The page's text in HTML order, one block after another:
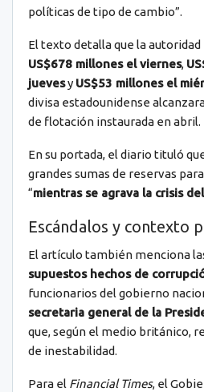
políticas de tipo de cambio”.
El texto detalla que la
US$678 millones el viernes,
juevesy US$53 millones el
divisa estadounidense
de flotación instaurada en abril.
En su portada, el diario tituló
grandes sumas de reservas
“mientras se agrava la crisis
Escándalos y contexto
El artículo también menciona
supuestos hechos de
funcionarios del gobierno
secretaria general de la
que, según el medio británico,
de inestabilidad.
Para el Financial Times, el